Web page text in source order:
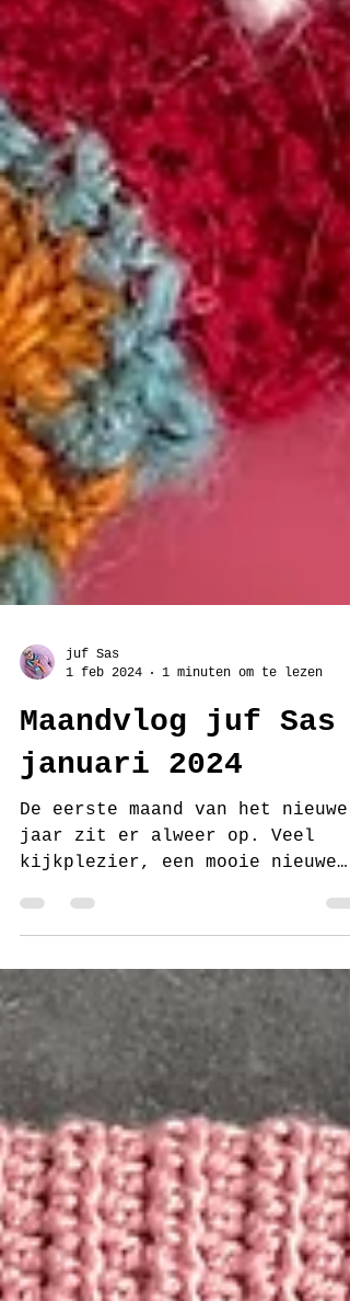
juf Sas
1 feb 2024
1 minuten om te lezen
Maandvlog juf Sas
januari 2024
De eerste maand van het nieuwe
februari! Klik...